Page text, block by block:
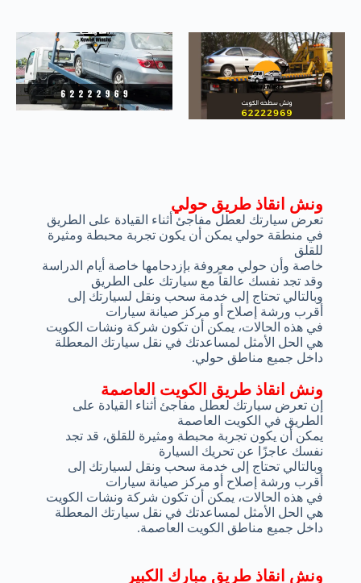
ونش انقاذ طريق الكويت العاصمة
إن تعرض سيارتك لعطل مفاجئ أثناء القيادة على
الطريق في الكويت العاصمة
يمكن أن يكون تجربة محبطة ومثيرة للقلق، قد تجد
نفسك عاجزًا عن تحريك السيارة
وبالتالي تحتاج إلى خدمة سحب ونقل لسيارتك إلى
أقرب ورشة إصلاح أو مركز صيانة سيارات
في هذه الحالات، يمكن أن تكون شركة ونشات الكويت
هي الحل الأمثل لمساعدتك في نقل سيارتك المعطلة
داخل جميع مناطق الكويت العاصمة.
ونش انقاذ طريق حولي
تعرض سيارتك لعطل مفاجئ أثناء القيادة على الطريق
في منطقة حولي يمكن أن يكون تجربة محبطة ومثيرة
للقلق
خاصة وأن حولي معروفة بإزدحامها خاصة أيام الدراسة
وقد تجد نفسك عالقاً مع سيارتك على الطريق
وبالتالي تحتاج إلى خدمة سحب ونقل لسيارتك إلى
أقرب ورشة إصلاح أو مركز صيانة سيارات
في هذه الحالات، يمكن أن تكون شركة ونشات الكويت
هي الحل الأمثل لمساعدتك في نقل سيارتك المعطلة
داخل جميع مناطق حولي.
ونش انقاذ طريق مبارك الكبير